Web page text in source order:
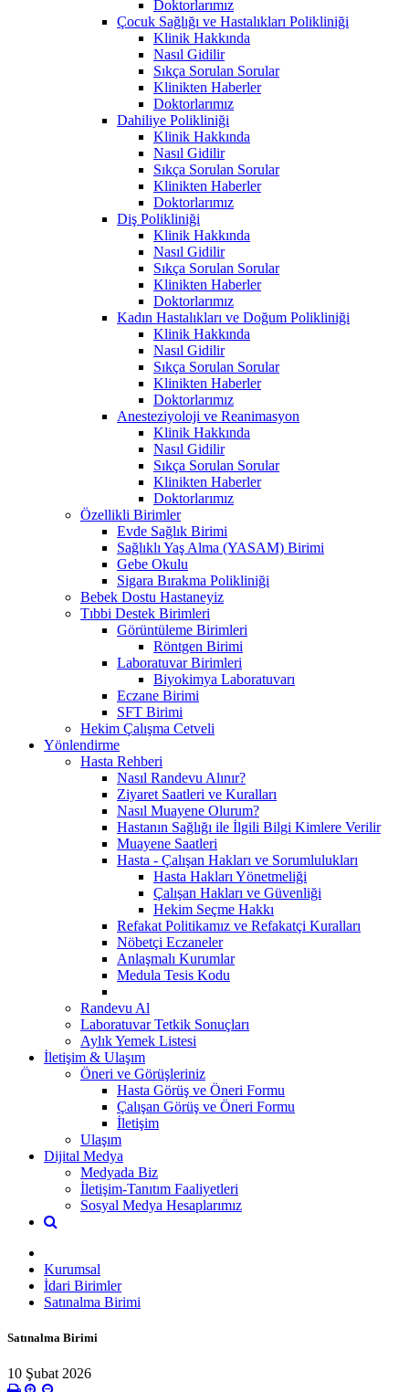
Doktorlarımız
Çocuk Sağlığı ve Hastalıkları Polikliniği
Klinik Hakkında
Nasıl Gidilir
Sıkça Sorulan Sorular
Klinikten Haberler
Doktorlarımız
Dahiliye Polikliniği
Klinik Hakkında
Nasıl Gidilir
Sıkça Sorulan Sorular
Klinikten Haberler
Doktorlarımız
Diş Polikliniği
Klinik Hakkında
Nasıl Gidilir
Sıkça Sorulan Sorular
Klinikten Haberler
Doktorlarımız
Kadın Hastalıkları ve Doğum Polikliniği
Klinik Hakkında
Nasıl Gidilir
Sıkça Sorulan Sorular
Klinikten Haberler
Doktorlarımız
Anesteziyoloji ve Reanimasyon
Klinik Hakkında
Nasıl Gidilir
Sıkça Sorulan Sorular
Klinikten Haberler
Doktorlarımız
Özellikli Birimler
Evde Sağlık Birimi
Sağlıklı Yaş Alma (YASAM) Birimi
Gebe Okulu
Sigara Bırakma Polikliniği
Bebek Dostu Hastaneyiz
Tıbbi Destek Birimleri
Görüntüleme Birimleri
Röntgen Birimi
Laboratuvar Birimleri
Biyokimya Laboratuvarı
Eczane Birimi
SFT Birimi
Hekim Çalışma Cetveli
Yönlendirme
Hasta Rehberi
Nasıl Randevu Alınır?
Ziyaret Saatleri ve Kuralları
Nasıl Muayene Olurum?
Hastanın Sağlığı ile İlgili Bilgi Kimlere Verilir
Muayene Saatleri
Hasta - Çalışan Hakları ve Sorumlulukları
Hasta Hakları Yönetmeliği
Çalışan Hakları ve Güvenliği
Hekim Seçme Hakkı
Refakat Politikamız ve Refakatçi Kuralları
Nöbetçi Eczaneler
Anlaşmalı Kurumlar
Medula Tesis Kodu
Randevu Al
Laboratuvar Tetkik Sonuçları
Aylık Yemek Listesi
İletişim & Ulaşım
Öneri ve Görüşleriniz
Hasta Görüş ve Öneri Formu
Çalışan Görüş ve Öneri Formu
İletişim
Ulaşım
Dijital Medya
Medyada Biz
İletişim-Tanıtım Faaliyetleri
Sosyal Medya Hesaplarımız
Kurumsal
İdari Birimler
Satınalma Birimi
Satınalma Birimi
10 Şubat 2026